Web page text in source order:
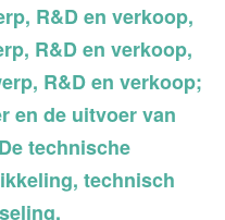
R&D en verkoop,
R&D en verkoop,
R&D en verkoop;
en de uitvoer van
technische
technisch